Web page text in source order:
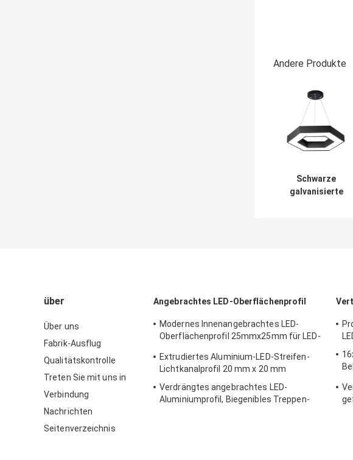
Andere Produkte
Schwarze
galvanisierte
über
Über uns
Fabrik-Ausflug
Qualitätskontrolle
Treten Sie mit uns in
Verbindung
Nachrichten
Seitenverzeichnis
Angebrachtes LED-Oberflächenprofil
Modernes Innenangebrachtes LED-
Oberflächenprofil 25mmx25mm für LED-
Extrudiertes Aluminium-LED-Streifen-
Lichtkanalprofil 20 mm x 20 mm
Verdrängtes angebrachtes LED-
Aluminiumprofil, Biegenibles Treppen-